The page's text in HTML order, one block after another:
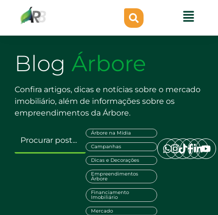
Blog Árbore
Confira artigos, dicas e notícias sobre o mercado
imobiliário, além de informações sobre os
empreendimentos da Árbore.
Árbore na Mídia
Campanhas
Dicas e Decorações
Empreendimentos
Árbore
Financiamento
Imobiliário
Mercado